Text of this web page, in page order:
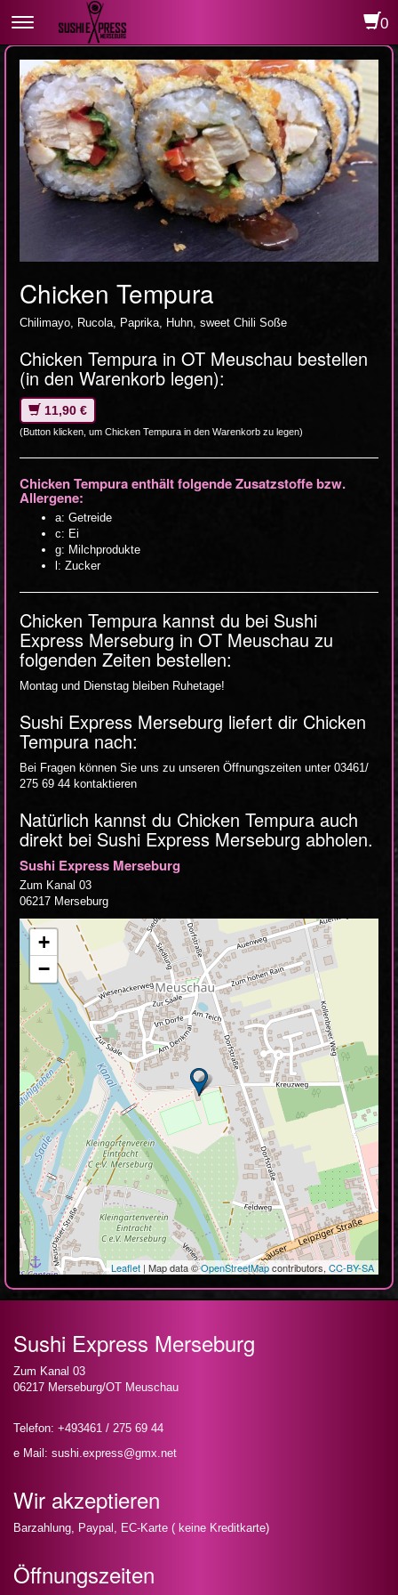
Toggle
0
Chicken Tempura
Chilimayo, Rucola, Paprika, Huhn, sweet Chili Soße
Chicken Tempura in OT Meuschau bestellen
(in den Warenkorb legen):
11,90 €
(Button klicken, um Chicken Tempura in den Warenkorb zu legen)
Chicken Tempura enthält folgende Zusatzstoffe bzw.
Allergene:
a: Getreide
c: Ei
g: Milchprodukte
l: Zucker
Chicken Tempura kannst du bei Sushi
Express Merseburg in OT Meuschau zu
folgenden Zeiten bestellen:
Montag und Dienstag bleiben Ruhetage!
Sushi Express Merseburg liefert dir Chicken
Tempura nach:
Bei Fragen können Sie uns zu unseren Öffnungszeiten unter 03461/
275 69 44 kontaktieren
Natürlich kannst du Chicken Tempura auch
direkt bei Sushi Express Merseburg abholen.
Sushi Express Merseburg
Zum Kanal 03
06217 Merseburg
+
−
Leaflet | Map data ©OpenStreetMapcontributors, CC-BY-SA
Sushi Express Merseburg
Zum Kanal 03
06217 Merseburg/OT Meuschau
Telefon: +493461 / 275 69 44
e Mail: sushi.express@gmx.net
Wir akzeptieren
Barzahlung, Paypal, EC-Karte ( keine Kreditkarte)
Öffnungszeiten